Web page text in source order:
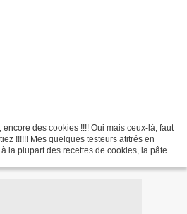
encore des cookies !!!! Oui mais ceux-là, faut
!!!!!! Mes quelques testeurs atitrés en
la plupart des recettes de cookies, la pâte